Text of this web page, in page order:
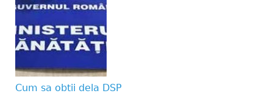
Cum sa obtii dela DSP